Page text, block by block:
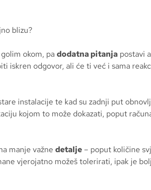
blizu?
okom, padodatna pitanja postavi
iskren odgovor, ali će ti već i sama
instalacije te kad su zadnji put
kojom to može dokazati, poput
manje važne detalje – poput količine
vjerojatno možeš tolerirati, ipak je